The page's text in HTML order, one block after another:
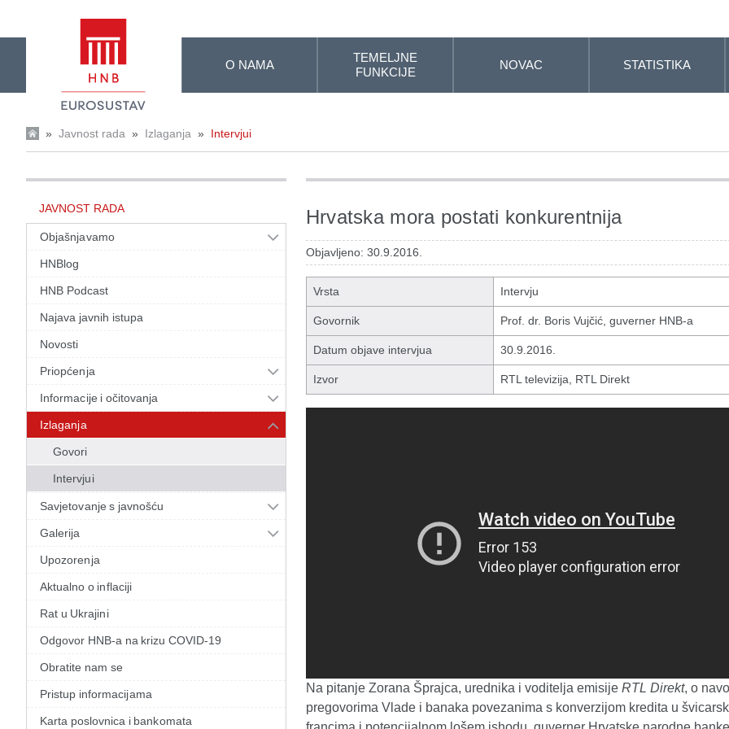
O NAMA
TEMELJNE
FUNKCIJE
NOVAC STATISTIKA
» Javnost rada » Izlaganja » Intervjui
JAVNOST RADA
Objašnjavamo
HNBlog
HNB Podcast
Najava javnih istupa
Novosti
Priopćenja
Informacije i očitovanja
Izlaganja
Govori
Intervjui
Savjetovanje s javnošću
Galerija
Upozorenja
Aktualno o inflaciji
Rat u Ukrajini
Odgovor HNB-a na krizu COVID-19
Obratite nam se
Pristup informacijama
Karta poslovnica i bankomata
Hrvatska mora postati konkurentnija
Objavljeno: 30.9.2016.
Vrsta Intervju
Govornik Prof. dr. Boris Vujčić, guverner HNB-a
Datum objave intervjua 30.9.2016.
Izvor RTL televizija, RTL Direkt
Na pitanje Zorana Šprajca, urednika i voditelja emisije RTL Direkt, o
pregovorima Vlade i banaka povezanima s konverzijom kredita u